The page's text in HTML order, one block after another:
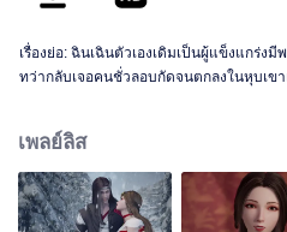
เรื่องย่อ: ฉินเฉินตัวเองเดิมเป็นผู้แข็งแกร่ง
ทว่ากลับเจอคนชั่วลอบกัดจนตกลงในหุบเข
ของอ๋องติ้งอู่เทพทหารแห่งแคว้นต้าฉิน ทว่า
ลูกจึงถูกปฏิบัติด้วยอย่างเย็นชาในจวนอ๋องติ้
จะเขียนตำนานผู้แข็งแกร่งในอดีตขึ้นใหม่ แ
จึงตัดสินใจแบกภาระใหญ่หลวงในการปกป้
เพลย์ลิส